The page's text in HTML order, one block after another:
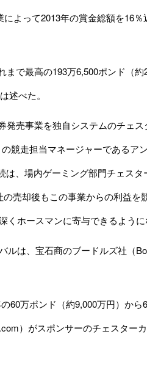
よって2013年の賞金総額を16
で最高の193万6,500ポンド（
述べた。
売事業を独自システムのチェ
競走担当マネージャーであるア
、場内ゲーミング部門チェス
売却後もこの事業からの利益を
ホースマンに寄与できるように
は、宝石商のブードルズ社（
万ポンド（約9,000万円）から
）がスポンサーのチェスター